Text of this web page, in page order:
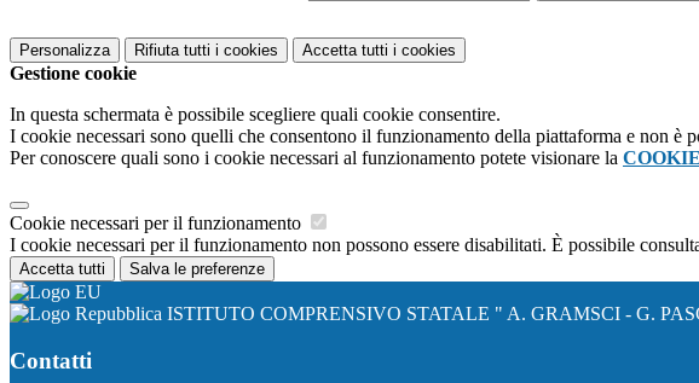
Personalizza Rifiuta tutti i cookies Accetta tutti i cookies
Gestione cookie
In questa schermata è possibile scegliere quali cookie consentire.
I cookie necessari sono quelli che consentono il funzionamento della piattaforma e non è
Per conoscere quali sono i cookie necessari al funzionamento potete visionare la
Cookie necessari per il funzionamento
I cookie necessari per il funzionamento non possono essere disabilitati. È possibile
Accetta tutti Salva le preferenze
ISTITUTO COMPRENSIVO STATALE " A. GRAMSCI - G.
Contatti